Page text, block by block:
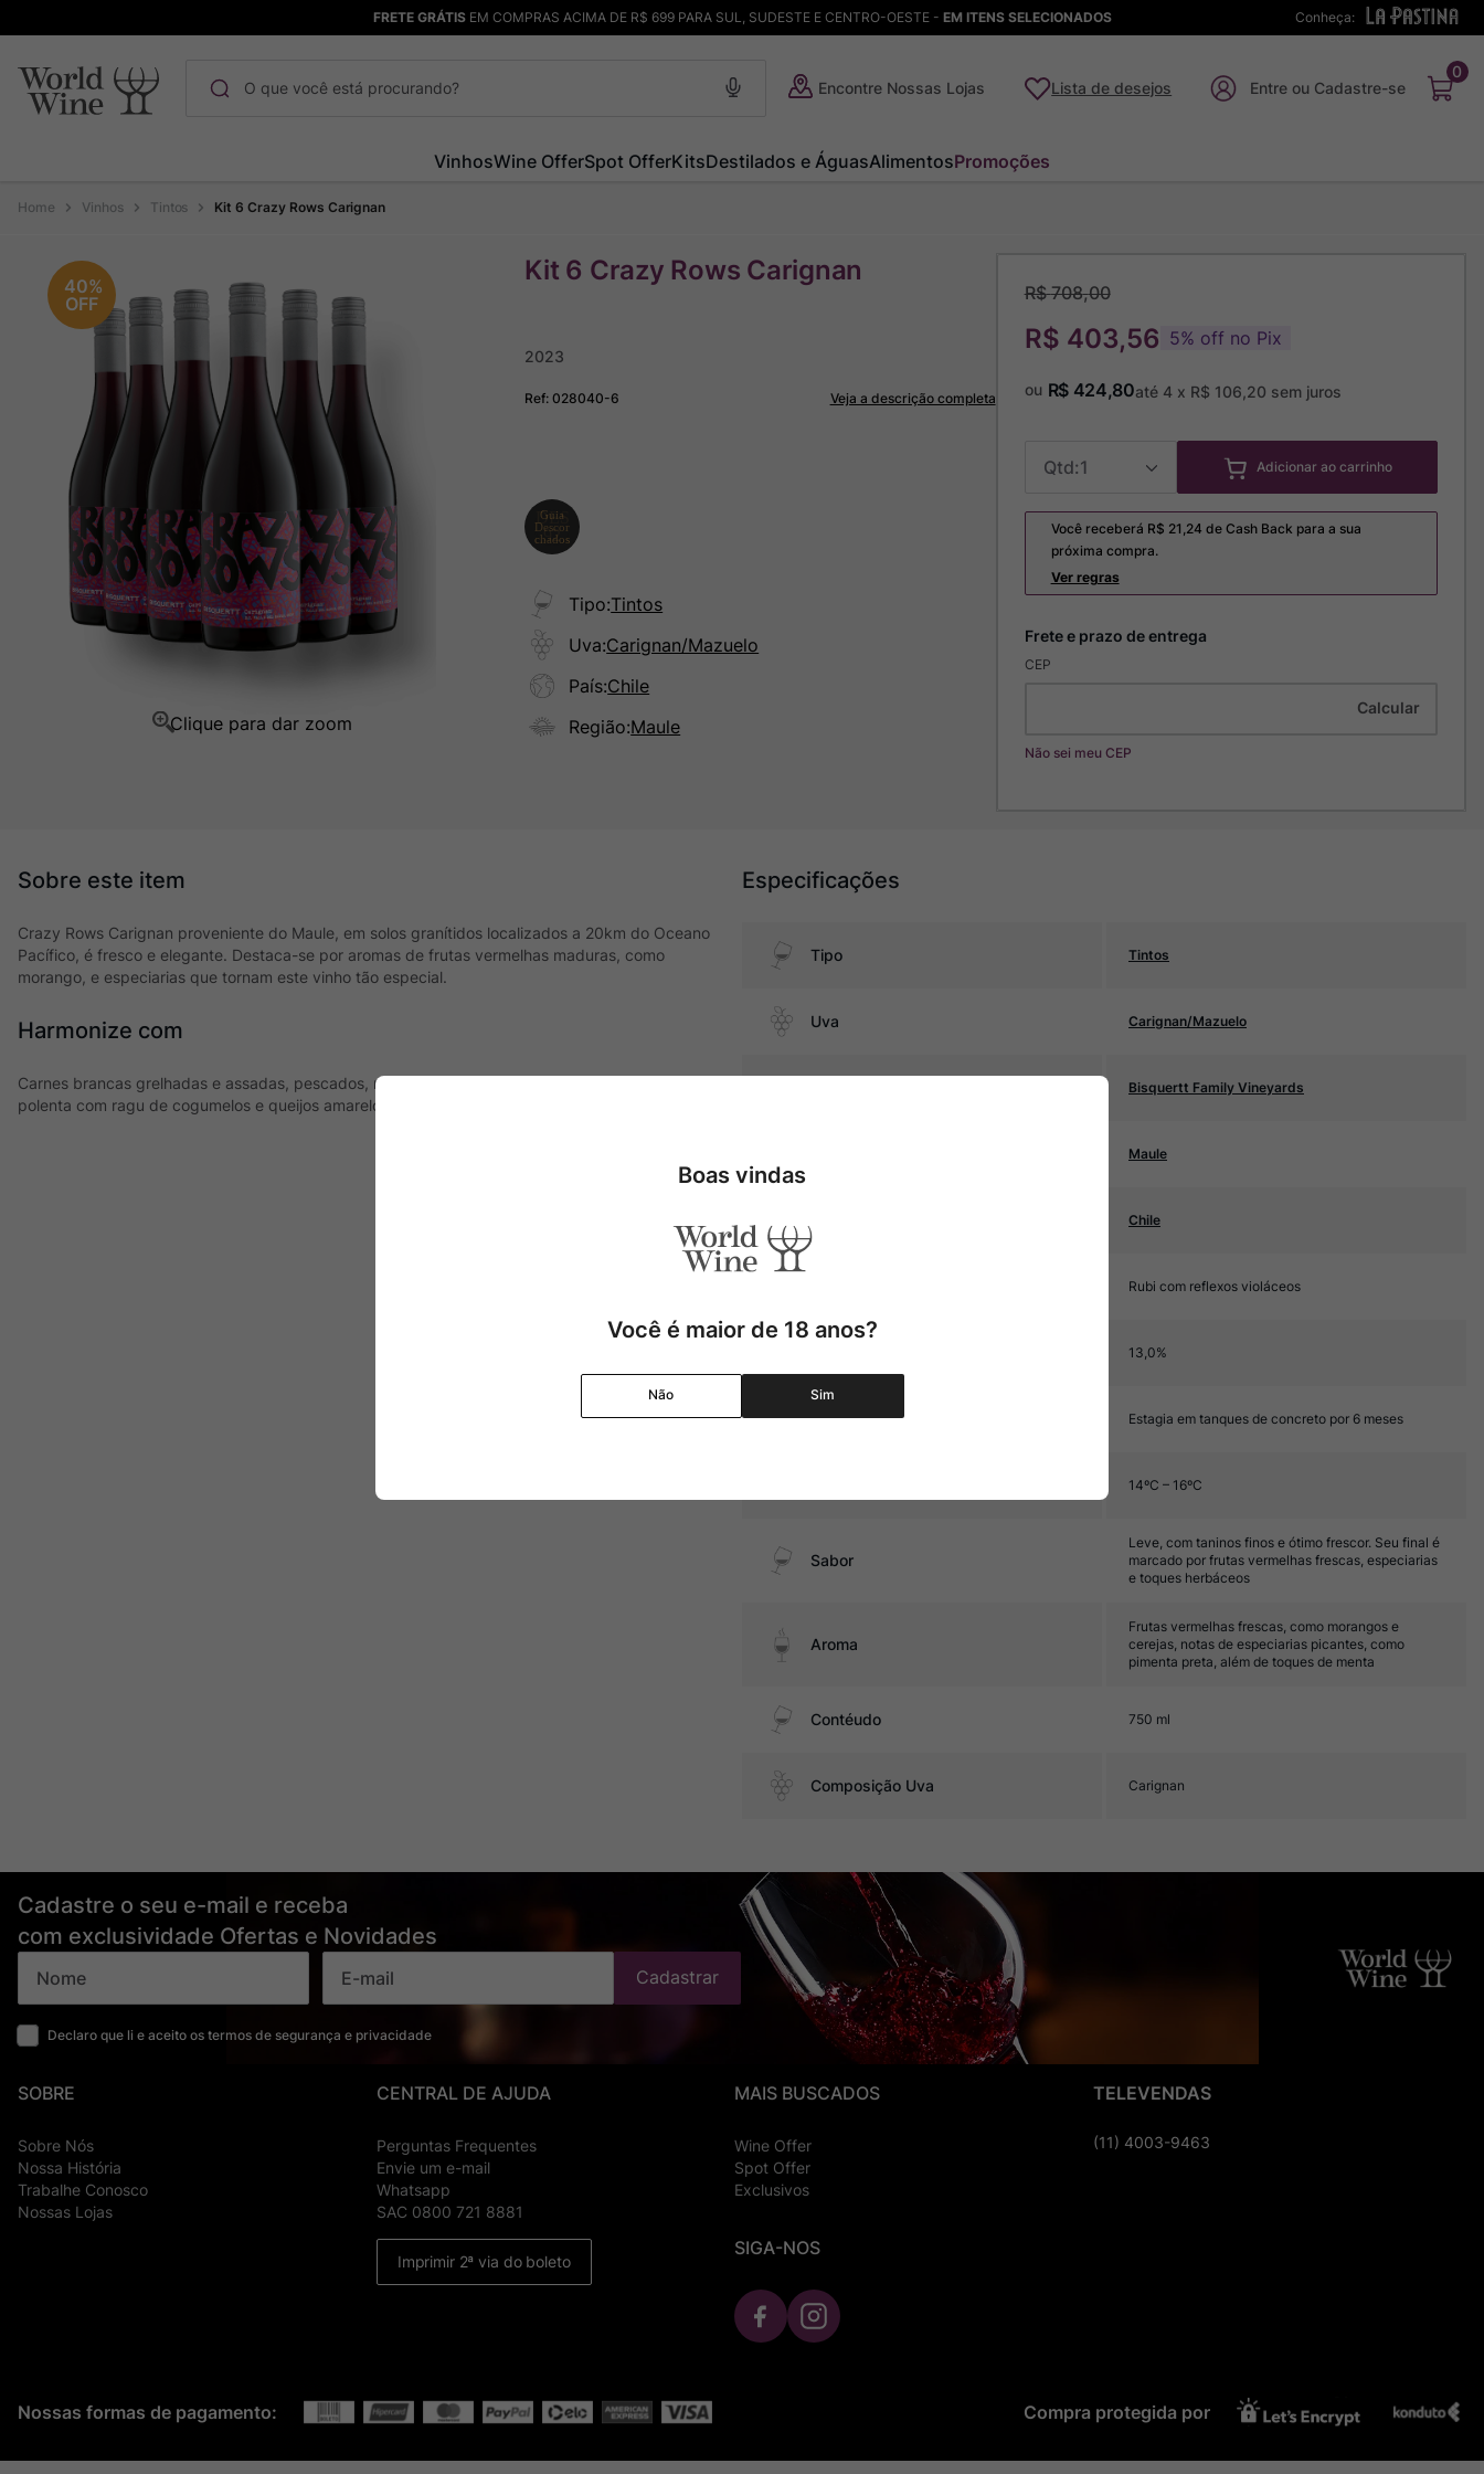
Conheça:
FRETE GRÁTISEM COMPRAS ACIMA DE R$ 699 PARA SUL, SUDESTE E CENTRO-OESTE - EM ITENS SELECIONADOS
Encontre Nossas Lojas Lista de desejos
0
VinhosWine OfferSpot OfferKitsDestilados e ÁguasAlimentosPromoções
Vinhos Tintos Kit 6 Crazy Rows Carignan
40%
OFF
Kit 6 Crazy Rows Carignan
2023
Ref:028040-6 Veja a descrição completa
Tipo:Tintos
Uva:Carignan/Mazuelo
País:Chile
Região:Maule
R$ 708,00
R$ 403,56 5% off no Pix
ou R$ 424,80até 4x R$ 106,20 sem juros
1 Adicionar ao carrinho
Você receberá R$ 21,24 de Cash Back para a sua
próxima compra.
Ver regras
CEP
Não sei meu CEP
Crazy Rows Carignan proveniente do Maule, em solos granítidos localizados a 20km do Oceano
Pacífico, é fresco e elegante. Destaca-se por aromas de frutas vermelhas maduras, como
morango, e especiarias que tornam este vinho tão especial.
Harmonize com
Carnes brancas grelhadas e assadas, pescados, massas com molhos brancos, além de vegetais,
polenta com ragu de cogumelos e queijos amarelos
Especificações
Tipo Tintos
Uva Carignan/Mazuelo
Bisquertt Family Vineyards
Maule
Chile
Rubi com reflexos violáceos
13,0%
Amadurecimento Estagia em tanques de concreto por 6 meses
14ºC – 16ºC
Sabor
Leve, com taninos finos e ótimo frescor. Seu final é
marcado por frutas vermelhas frescas, especiarias
e toques herbáceos
Aroma
Frutas vermelhas frescas, como morangos e
cerejas, notas de especiarias picantes, como
pimenta preta, além de toques de menta
Contéudo 750 ml
Composição Uva Carignan
Cadastre o seu e-mail e receba
com exclusividade Ofertas e Novidades
Declaro que li e aceito os termos de segurança e privacidade
Cadastrar
SOBRE
Sobre Nós
Nossa História
Trabalhe Conosco
Nossas Lojas
CENTRAL DE AJUDA
Perguntas Frequentes
Envie um e-mail
Whatsapp
SAC 0800 721 8881
Imprimir 2ª via do boleto
MAIS BUSCADOS
Wine Offer
Spot Offer
Exclusivos
SIGA-NOS
TELEVENDAS
(11) 4003-9463
Nossas formas de pagamento: Compra protegida por
1º Maçanita
3º
4º Barolo
Garzon
Chablis
º Champagne
9 Rocim
10ºVer Sacrum
Boas vindas
Você é maior de 18 anos?
Não Sim